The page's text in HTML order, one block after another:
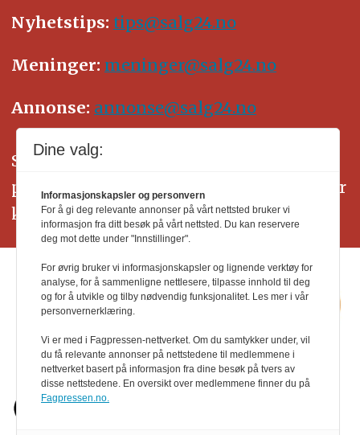
Nyhetstips: tips@salg24.no
Meninger: meninger@salg24.no
Annonse: annonse@salg24.no
SALG24 arbeider etter Vær Varsom-
plakatens regler for god presseskikk. Her
kan du lese mer omPFUsarbeid.
Dine valg:
Informasjonskapsler og personvern
For å gi deg relevante annonser på vårt nettsted bruker vi
informasjon fra ditt besøk på vårt nettsted. Du kan reservere
deg mot dette under "Innstillinger".
For øvrig bruker vi informasjonskapsler og lignende verktøy for
analyse, for å sammenligne nettlesere, tilpasse innhold til deg
og for å utvikle og tilby nødvendig funksjonalitet. Les mer i vår
personvernerklæring.
Vi er med i Fagpressen-nettverket. Om du samtykker under, vil
du få relevante annonser på nettstedene til medlemmene i
nettverket basert på informasjon fra dine besøk på tvers av
disse nettstedene. En oversikt over medlemmene finner du på
Fagpressen.no.